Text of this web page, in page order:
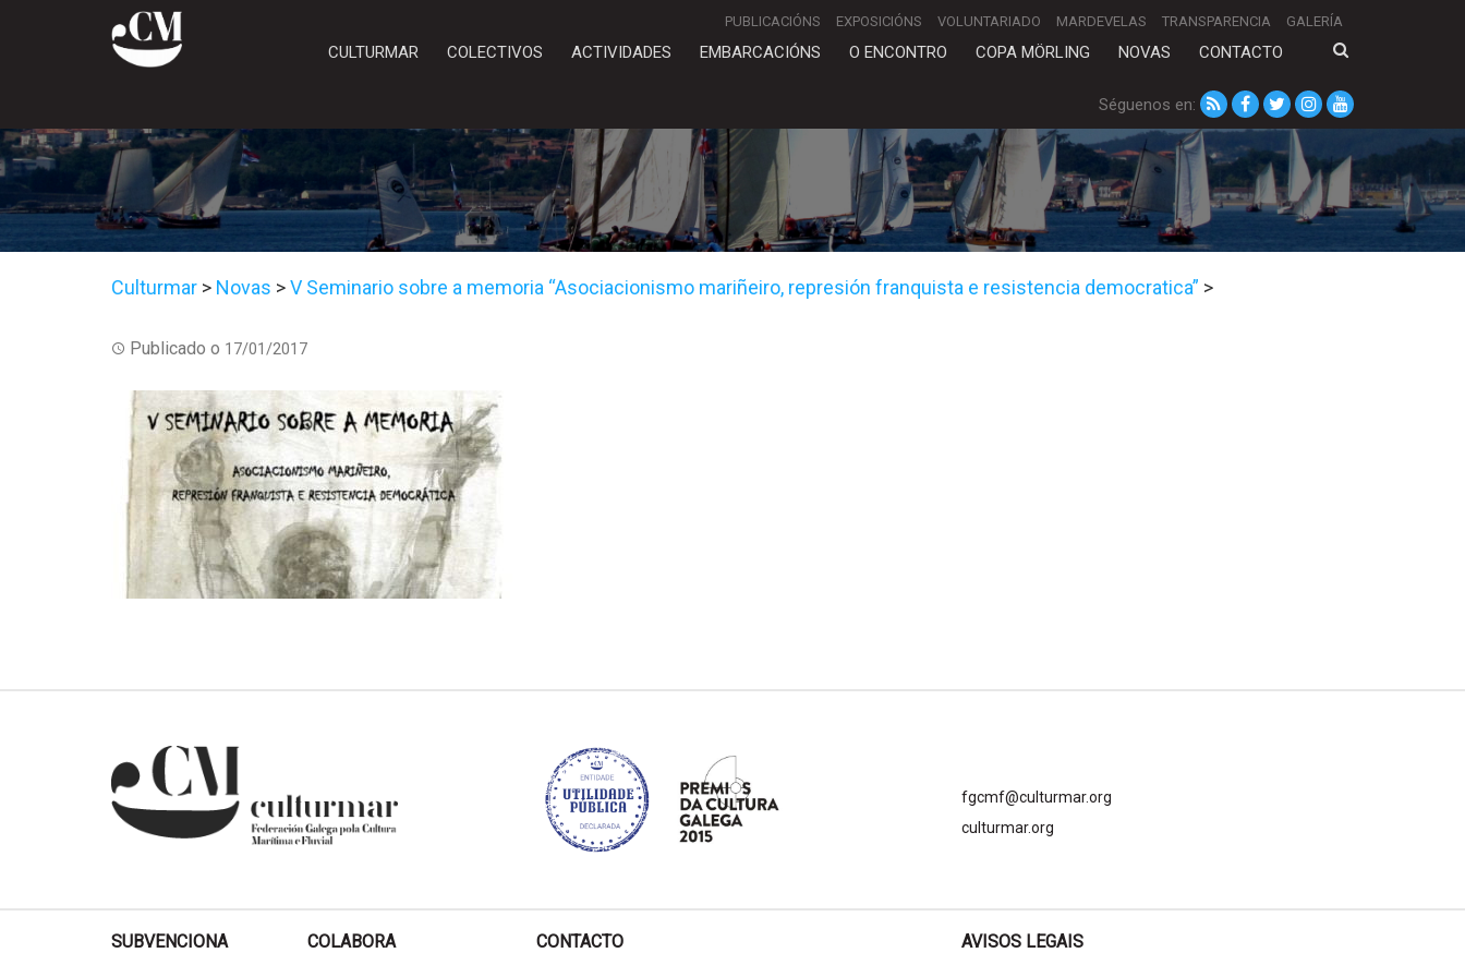
PUBLICACIÓNS EXPOSICIÓNS VOLUNTARIADO MARDEVELAS TRANSPARENCIA GALERÍA
CULTURMAR COLECTIVOS ACTIVIDADES EMBARCACIÓNS O ENCONTRO COPA MÖRLING NOVAS CONTACTO
Séguenos en:
Culturmar > Novas >V Seminario sobre a memoria “Asociacionismo mariñeiro, represión franquista e resistencia democratica” >
Publicado o 17/01/2017
fgcmf@culturmar.org
culturmar.org
SUBVENCIONA COLABORA CONTACTO AVISOS LEGAIS